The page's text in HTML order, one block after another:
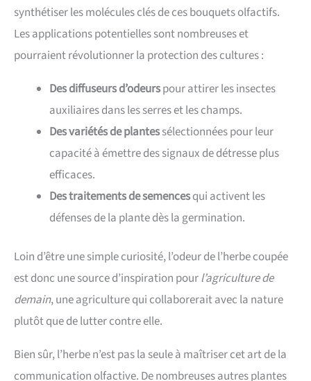
synthétiser les molécules clés de ces bouquets olfactifs.
Les applications potentielles sont nombreuses et
pourraient révolutionner la protection des cultures :
Des diffuseurs d’odeurspour attirer les insectes
auxiliaires dans les serres et les champs.
Des variétés de plantessélectionnées pour leur
capacité à émettre des signaux de détresse plus
efficaces.
Des traitements de semencesqui activent les
défenses de la plante dès la germination.
Loin d’être une simple curiosité, l’odeur de l’herbe coupée
est donc une source d’inspiration pourl’agriculture de
demain, une agriculture qui collaborerait avec la nature
plutôt que de lutter contre elle.
Bien sûr, l’herbe n’est pas la seule à maîtriser cet art de la
communication olfactive. De nombreuses autres plantes